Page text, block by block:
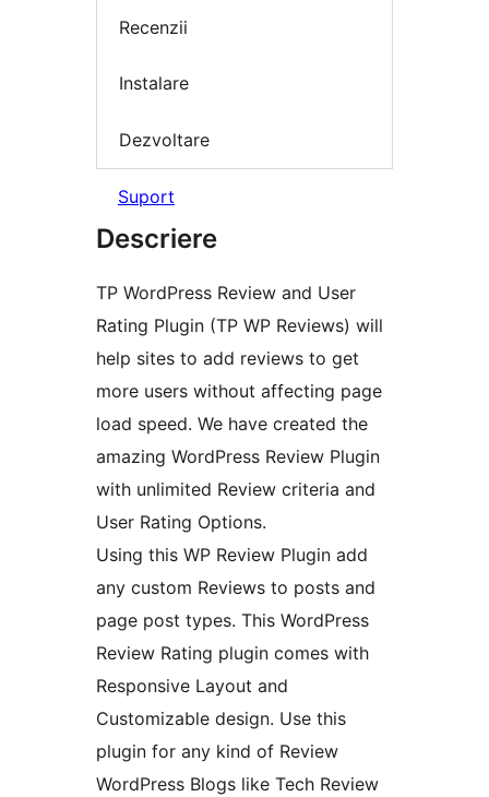
Recenzii
Instalare
Dezvoltare
Suport
Descriere
TP WordPress Review and User
Rating Plugin (TP WP Reviews) will
help sites to add reviews to get
more users without affecting page
load speed. We have created the
amazing WordPress Review Plugin
with unlimited Review criteria and
User Rating Options.
Using this WP Review Plugin add
any custom Reviews to posts and
page post types. This WordPress
Review Rating plugin comes with
Responsive Layout and
Customizable design. Use this
plugin for any kind of Review
WordPress Blogs like Tech Review